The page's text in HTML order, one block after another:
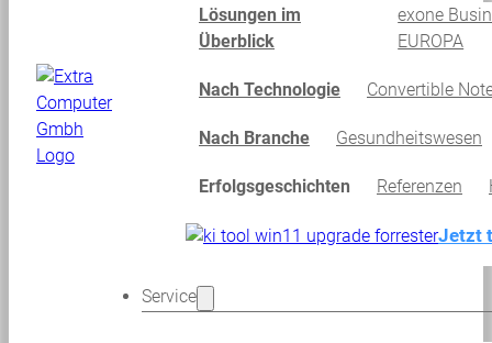
Lösungen im
Überblick
exone
EUROPA
Nach Technologie Convertible
Nach Branche Gesundheitswesen
Erfolgsgeschichten Referenzen
Jetzt
Service